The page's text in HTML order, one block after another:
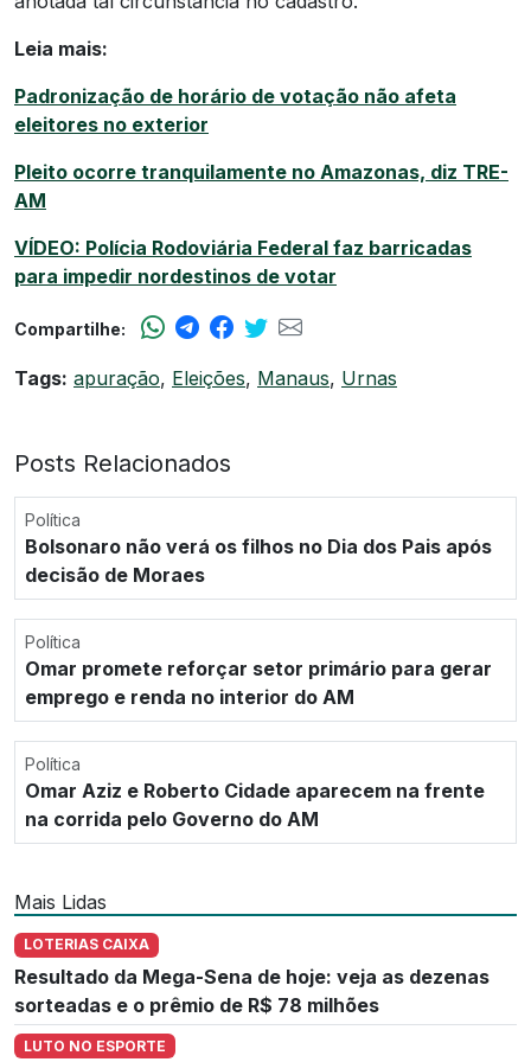
Leia mais:
Padronização de horário de votação não afeta
eleitores no exterior
Pleito ocorre tranquilamente no Amazonas, diz TRE-
AM
VÍDEO: Polícia Rodoviária Federal faz barricadas
para impedir nordestinos de votar
Compartilhe:
Tags: apuração, Eleições, Manaus, Urnas
Posts Relacionados
Política
Bolsonaro não verá os filhos no Dia dos Pais após
decisão de Moraes
Política
Omar promete reforçar setor primário para gerar
emprego e renda no interior do AM
Política
Omar Aziz e Roberto Cidade aparecem na frente
na corrida pelo Governo do AM
Mais Lidas
LOTERIAS CAIXA
Resultado da Mega-Sena de hoje: veja as dezenas
sorteadas e o prêmio de R$ 78 milhões
LUTO NO ESPORTE